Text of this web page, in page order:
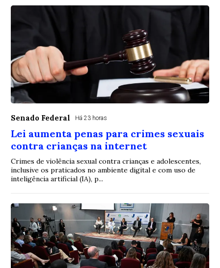
Senado Federal Há 23 horas
Lei aumenta penas para crimes sexuais
contra crianças na internet
Crimes de violência sexual contra crianças e adolescentes,
inclusive os praticados no ambiente digital e com uso de
inteligência artificial (IA), p...